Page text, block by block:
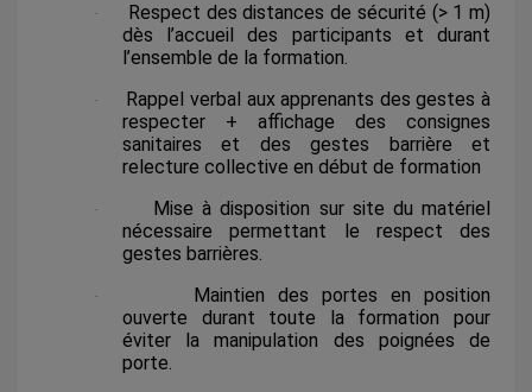
·
Respect des distances de sécurité (> 1 m)
dès l’accueil des participants et durant
l’ensemble de la formation.
·
Rappel verbal aux apprenants des gestes à
respecter + affichage des consignes
sanitaires et des gestes barrière et
relecture collective en début de formation
·
Mise à disposition sur site du matériel
nécessaire permettant le respect des
gestes barrières.
·
Maintien des portes en position
ouverte durant toute la formation pour
éviter la manipulation des poignées de
porte.